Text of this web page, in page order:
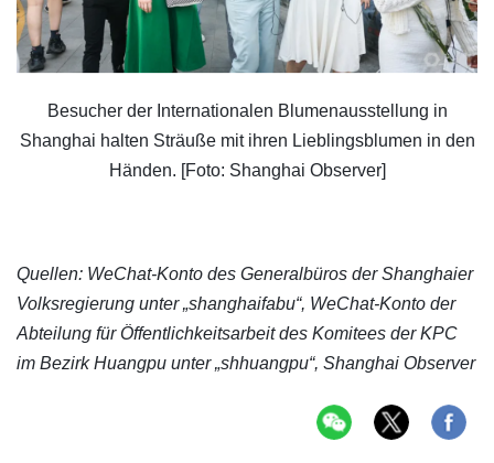
Besucher der Internationalen Blumenausstellung in
Shanghai halten Sträuße mit ihren Lieblingsblumen in den
Händen. [Foto: Shanghai Observer]
Quellen: WeChat-Konto des Generalbüros der Shanghaier
Volksregierung unter „shanghaifabu“, WeChat-Konto der
Abteilung für Öffentlichkeitsarbeit des Komitees der KPC
im Bezirk Huangpu unter „shhuangpu“, Shanghai Observer